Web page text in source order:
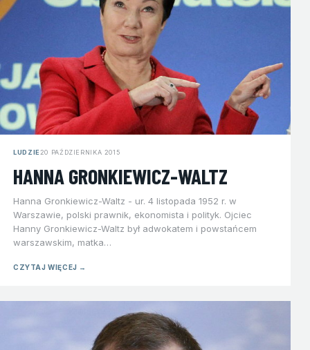
LUDZIE20 PAŹDZIERNIKA 2015
HANNA GRONKIEWICZ-WALTZ
Hanna Gronkiewicz-Waltz - ur. 4 listopada 1952 r. w
Warszawie, polski prawnik, ekonomista i polityk. Ojciec
Hanny Gronkiewicz-Waltz był adwokatem i powstańcem
warszawskim, matka…
CZYTAJ WIĘCEJ →